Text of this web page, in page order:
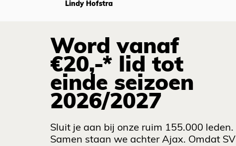
Lindy Hofstra
Word vanaf
€20,-* lid tot
einde seizoen
2026/2027
Sluit je aan bij onze ruim 155.000 leden.
Samen staan we achter Ajax. Omdat SV